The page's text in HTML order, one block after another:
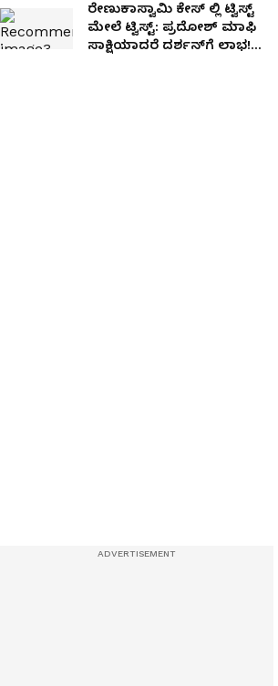
ರೇಣುಕಾಸ್ವಾಮಿ ಕೇಸ್ ಲ್ಲಿ ಟ್ವಿಸ್ಟ್
ಮೇಲೆ ಟ್ವಿಸ್ಟ್: ಪ್ರದೋಶ್ ಮಾಫಿ
ಸಾಕ್ಷಿಯಾದರೆ ದರ್ಶನ್‌ಗೆ ಲಾಭ!